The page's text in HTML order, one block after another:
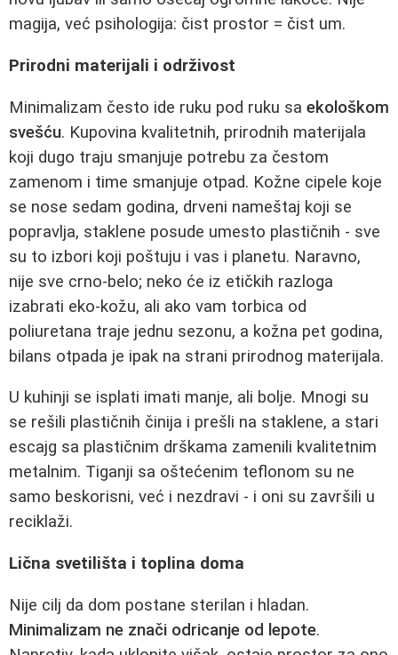
magija, već psihologija: čist prostor = čist um.
Prirodni materijali i održivost
Minimalizam često ide ruku pod ruku sa ekološkom
svešću. Kupovina kvalitetnih, prirodnih materijala
koji dugo traju smanjuje potrebu za čestom
zamenom i time smanjuje otpad. Kožne cipele koje
se nose sedam godina, drveni nameštaj koji se
popravlja, staklene posude umesto plastičnih - sve
su to izbori koji poštuju i vas i planetu. Naravno,
nije sve crno‑belo; neko će iz etičkih razloga
izabrati eko‑kožu, ali ako vam torbica od
poliuretana traje jednu sezonu, a kožna pet godina,
bilans otpada je ipak na strani prirodnog materijala.
U kuhinji se isplati imati manje, ali bolje. Mnogi su
se rešili plastičnih činija i prešli na staklene, a stari
escajg sa plastičnim drškama zamenili kvalitetnim
metalnim. Tiganji sa oštećenim teflonom su ne
samo beskorisni, već i nezdravi - i oni su završili u
reciklaži.
Lična svetilišta i toplina doma
Nije cilj da dom postane sterilan i hladan.
Minimalizam ne znači odricanje od lepote.